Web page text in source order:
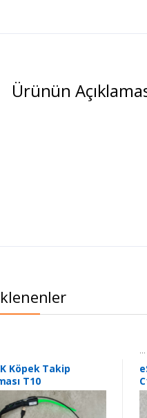
Ürünün
Köpek Takip
T10
...